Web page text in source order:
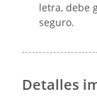
19. Al
en la
copia
letra, debe
seguro.
Detalles